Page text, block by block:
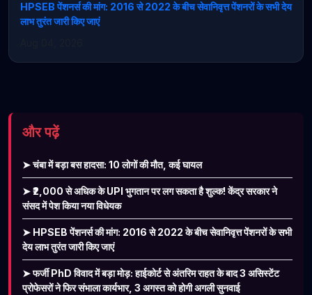
HPSEB पेंशनर्स की मांग: 2016 से 2022 के बीच सेवानिवृत्त पेंशनरों के सभी देय
लाभ तुरंत जारी किए जाएं
और पढ़ें
➤ चंबा में बड़ा बस हादसा: 10 लोगों की मौत, कई घायल
➤ ₹2,000 से अधिक के UPI भुगतान पर लग सकता है शुल्क! केंद्र सरकार ने
संसद में पेश किया नया विधेयक
➤ HPSEB पेंशनर्स की मांग: 2016 से 2022 के बीच सेवानिवृत्त पेंशनरों के सभी
देय लाभ तुरंत जारी किए जाएं
➤ फर्जी PhD विवाद में बड़ा मोड़: हाईकोर्ट से अंतरिम राहत के बाद 3 असिस्टेंट
प्रोफेसरों ने फिर संभाला कार्यभार, 3 अगस्त को होगी अगली सुनवाई